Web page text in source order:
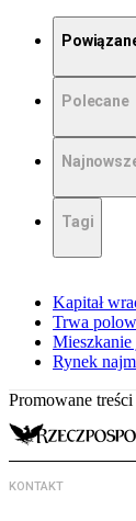
Polecane
Tagi
Kapitał
Trwa
Mieszkanie
Rynek
Promowane treści
KONTAKT